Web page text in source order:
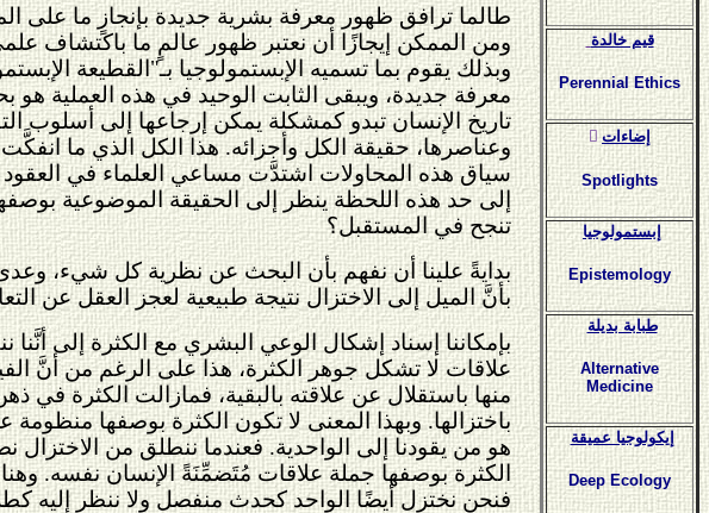
طالما ترافق ظهور معرفة بشرية جديدة بإنجازٍ ما على
ومن الممكن إيجازًا أن نعتبر ظهور عالمٍ ما باكتشاف
وبذلك يقوم بما تسميه الإبستمولوجيا بـ"القطيعة
معرفة جديدة، ويبقى الثابت الوحيد في هذه العملية
تاريخ الإنسان تبدو كمشكلة يمكن إرجاعها إلى أسلوب
وعناصرها، حقيقة الكل وأجزائه. هذا الكل الذي ما
سياق هذه المحاولات اشتدَّت مساعي العلماء في
إلى حد هذه اللحظة ينظر إلى الحقيقة الموضوعية
تنجح في المستقبل؟
بدايةً علينا أن نفهم بأن البحث عن نظرية كل شيء،
بأنَّ الميل إلى الاختزال نتيجة طبيعية لعجز العقل عن
بإمكاننا إسناد إشكال الوعي البشري مع الكثرة إلى
علاقات لا تشكل جوهر الكثرة، هذا على الرغم من أنَّ
منها باستقلال عن علاقته بالبقية، فمازالت الكثرة
باختزالها. وبهذا المعنى لا تكون الكثرة بوصفها
هو من يقودنا إلى الواحدية. فعندما ننطلق من الاختزال
الكثرة بوصفها جملة علاقات مُتَضمِّنَةً الإنسان نفسه.
فنحن نختزل أيضًا الواحد كحدث منفصل ولا ننظر إليه
قيم خالدة
Perennial Ethics
ٍإضاءات
Spotlights
إبستمولوجيا
Epistemology
طبابة بديلة
Alternative
Medicine
إيكولوجيا عميقة
Deep Ecology